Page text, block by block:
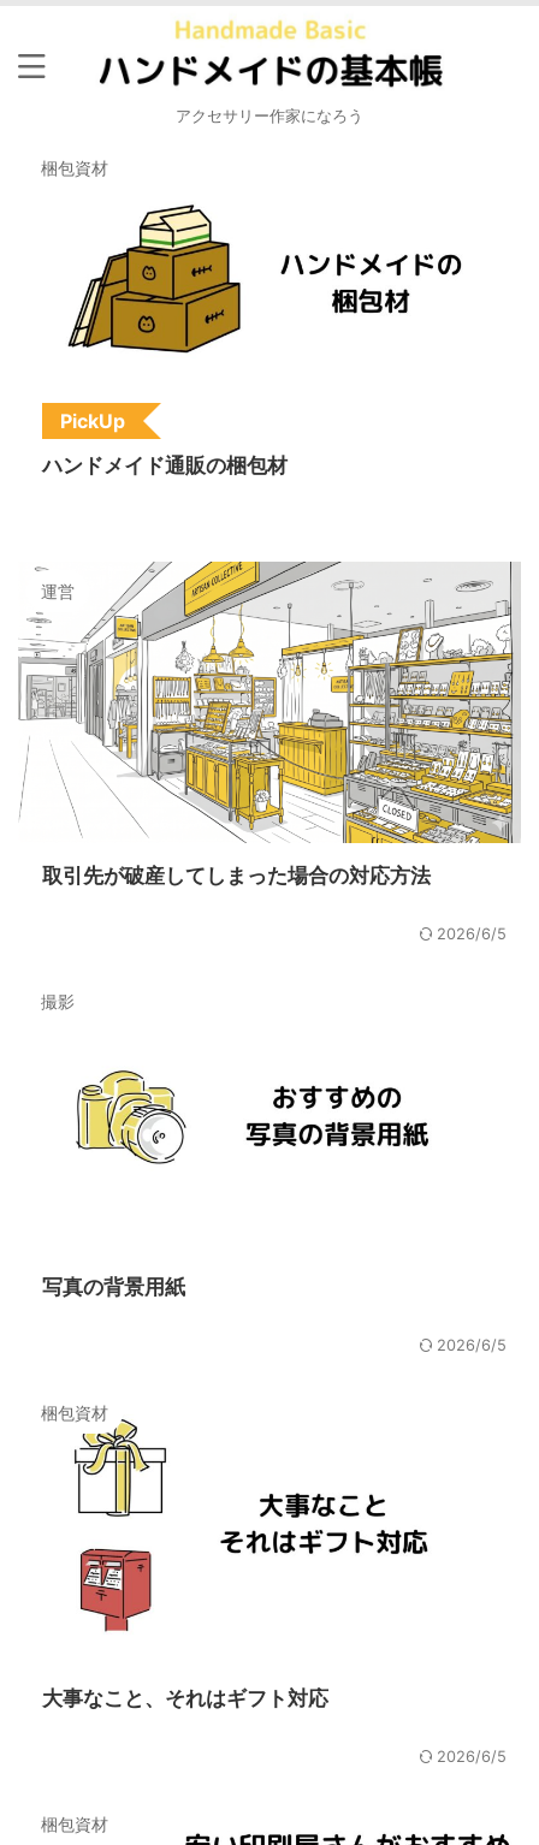
アクセサリー作家になろう
梱包資材
PickUp
ハンドメイド通販の梱包材
運営
取引先が破産してしまった場合の対応方法
2026/6/5
撮影
写真の背景用紙
2026/6/5
梱包資材
大事なこと、それはギフト対応
2026/6/5
梱包資材